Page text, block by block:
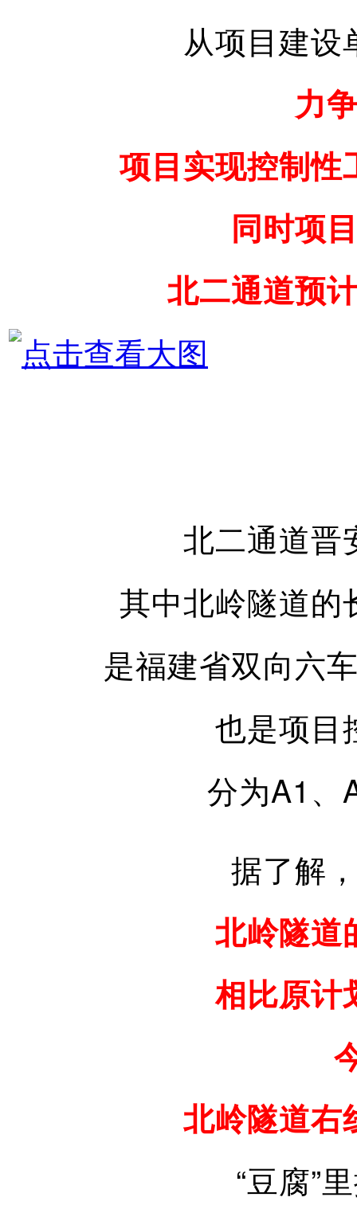
从项目建设
力
项目实现控制性
同时项
北二通道预
北二通道晋
其中北岭隧道
是福建省双向六
也是项目
分为A1、
据了解
北岭隧道
相比原计
北岭隧道右
“豆腐”